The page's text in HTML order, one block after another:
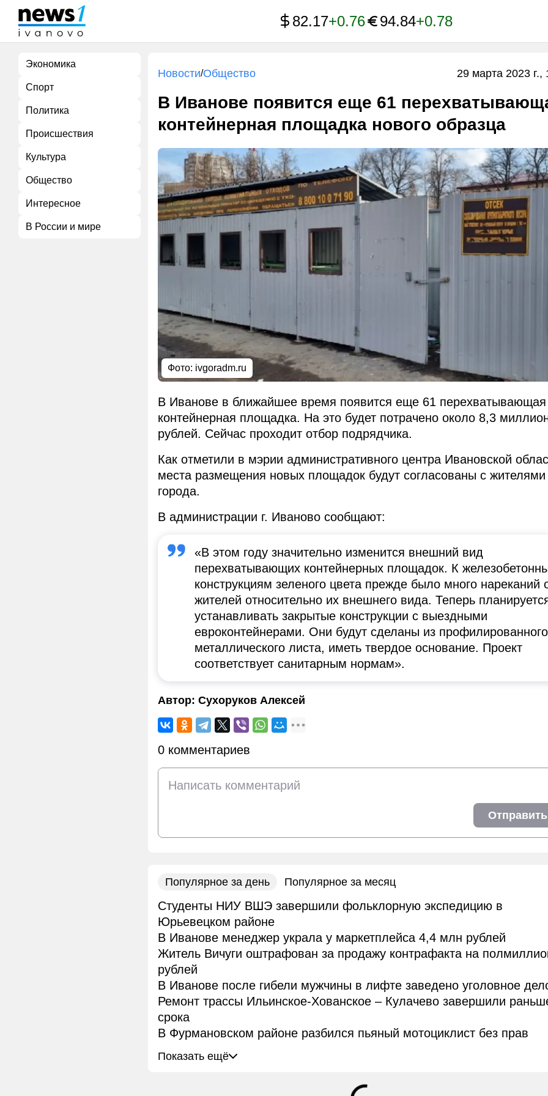
82.17+0.76 94.84+0.78
Экономика
Спорт
Политика
Происшествия
Культура
Общество
Интересное
В России и мире
Новости/Общество 29 марта 2023 г.,
В Иванове появится еще 61
контейнерная площадка нового образца
Фото: ivgoradm.ru
В Иванове в ближайшее время появится еще 61 перехватывающая
контейнерная площадка. На это будет потрачено около 8,3
рублей. Сейчас проходит отбор подрядчика.
Как отметили в мэрии административного центра Ивановской
места размещения новых площадок будут согласованы с жителями
города.
В администрации г. Иваново сообщают:
«В этом году значительно изменится внешний вид
перехватывающих контейнерных площадок. К
конструкциям зеленого цвета прежде было много нареканий
жителей относительно их внешнего вида. Теперь
устанавливать закрытые конструкции с выездными
евроконтейнерами. Они будут сделаны из профилированного
металлического листа, иметь твердое основание. Проект
соответствует санитарным нормам».
Автор: Сухоруков Алексей
0 комментариев
Отправить
Популярное за день Популярное за месяц
Студенты НИУ ВШЭ завершили фольклорную экспедицию в
Юрьевецком районе
В Иванове менеджер украла у маркетплейса 4,4 млн рублей
Житель Вичуги оштрафован за продажу контрафакта на
рублей
В Иванове после гибели мужчины в лифте заведено уголовное
Ремонт трассы Ильинское-Хованское – Кулачево завершили
срока
В Фурмановском районе разбился пьяный мотоциклист без прав
Показать ещё